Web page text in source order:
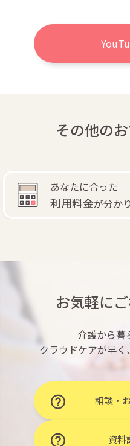
その他の
あなたに合った
利用料金が分か
お気軽に
介護から暮
クラウドケアが早く
相談・
資料